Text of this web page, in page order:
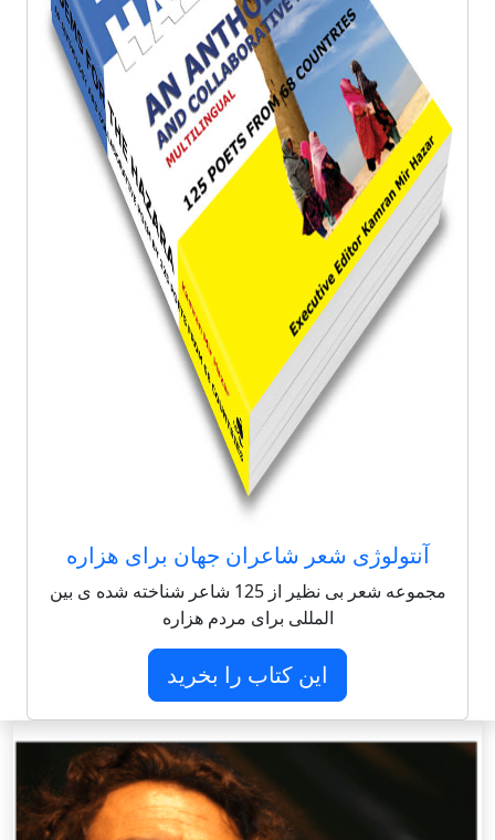
آنتولوژی شعر شاعران جهان برای هزاره
مجموعه شعر بی نظیر از 125 شاعر شناخته شده ی بین
المللی برای مردم هزاره
این کتاب را بخرید